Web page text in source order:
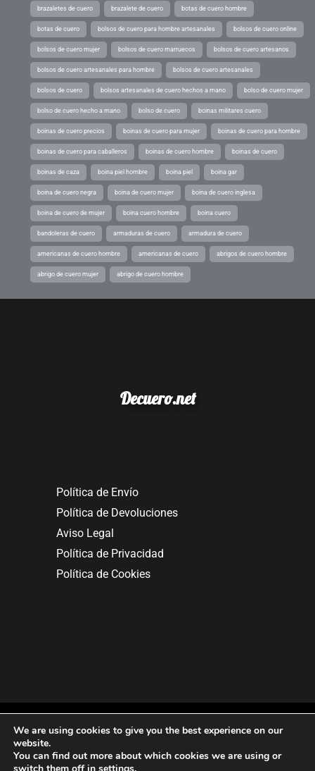
brazaletes de cuero brazalete de cuero botas de cuero hombre
botas de cuero bolsos de cuero para hombre artesanales bolsos de cuero online
bolsos de cuero mujer bolsos de cuero marruecos bolsos de cuero artesanos
bolsos de cuero artesanales para hombre bolsos de cuero artesanales
bolsos de cuero bolsos artesanales de cuero hechos a mano bolso de cuero mujer
bolso de cuero hecho a mano bolso de cuero boinas militares cuero
boinas de cuero precios boinas de cuero para mujer boinas de cuero para hombre
boinas de cuero para caballeros boinas de cuero hombre boinas de cuero
boinas de caza boina piel hombre boina piel boina gar
boina de cuero negra boina de cuero mujer boina de cuero inglesa
boina de cuero de mujer boina cuero hombre boina cuero
bandoleras de cuero armaduras de cuero armadura de cuero
americanas de cuero hombre americanas de cuero abrigos de cuero hombre
abrigo de cuero mujer abrigo de cuero hombre
Decuero.net
Política de Envío
Política de Devoluciones
Aviso Legal
Política de Privacidad
Política de Cookies
Copyright © 2025. All rights reserved.
We are using cookies to give you the best experience on our
website.
You can find out more about which cookies we are using or